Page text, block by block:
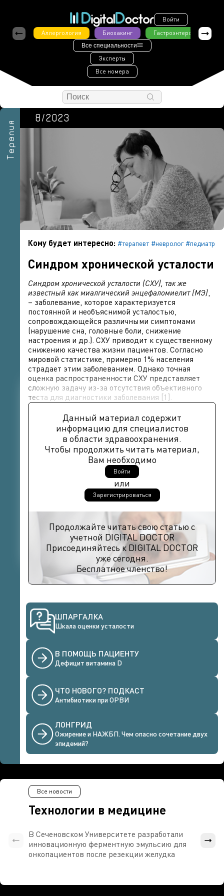
Войти
Аллергология
Биохакинг Гастроэнтерология
Все специальности
Эксперты
Все номера
Терапия
8/2023
Кому будет интересно: #терапевт #невролог #педиатр
Синдром хронической усталости
Синдром хронической усталости (СХУ), так же
известный как миалгический энцефаломиелит (МЭ),
– заболевание, которое характеризуется
постоянной и необъяснимой усталостью,
сопровождающейся различными симптомами
(нарушение сна, головные боли, снижение
настроения и др.). СХУ приводит к существенному
снижению качества жизни пациентов. Согласно
мировой статистике, примерно 1% населения
страдает этим заболеванием. Однако точная
оценка распространенности СХУ представляет
сложную задачу из-за отсутствия объективного
теста для диагностики заболевания [1].
Данный материал содержит
информацию для специалистов
в области здравоохранения.
Чтобы продолжить читать материал,
Вам необходимо
Войти
или
Зарегистрироваться
Продолжайте читать свою статью с
учетной DIGITAL DOCTOR
Присоединяйтесь к DIGITAL DOCTOR
уже сегодня.
Бесплатное членство!
ШПАРГАЛКА
Шкала оценки усталости
В ПОМОЩЬ ПАЦИЕНТУ
Дефицит витамина D
ЧТО НОВОГО? ПОДКАСТ
Антибиотики при ОРВИ
ЛОНГРИД
Ожирение и НАЖБП. Чем опасно сочетание двух
эпидемий?
Технологии в медицине
Все новости
В Сеченовском Университете разработали
инновационную ферментную эмульсию для
онкопациентов после резекции желудка